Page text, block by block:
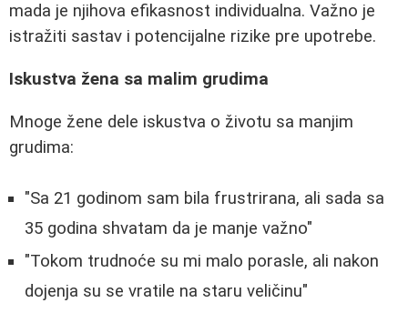
mada je njihova efikasnost individualna. Važno je
istražiti sastav i potencijalne rizike pre upotrebe.
Iskustva žena sa malim grudima
Mnoge žene dele iskustva o životu sa manjim
grudima:
"Sa 21 godinom sam bila frustrirana, ali sada sa
35 godina shvatam da je manje važno"
"Tokom trudnoće su mi malo porasle, ali nakon
dojenja su se vratile na staru veličinu"